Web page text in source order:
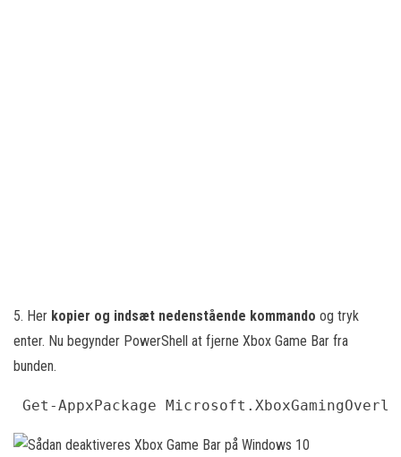
5. Her kopier og indsæt nedenstående kommando og tryk
enter. Nu begynder PowerShell at fjerne Xbox Game Bar fra
bunden.
Get-AppxPackage